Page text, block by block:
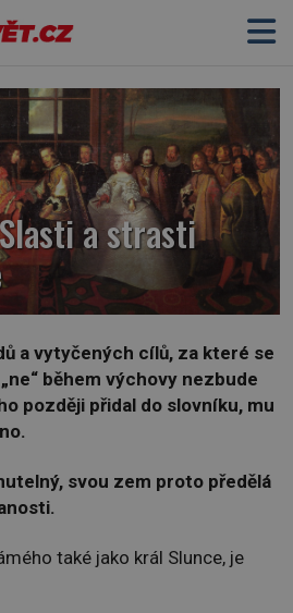
a strasti
a vytyčených cílů, za které se
během výchovy nezbude
později přidal do slovníku, mu
svou zem proto předělá
také jako král Slunce, je